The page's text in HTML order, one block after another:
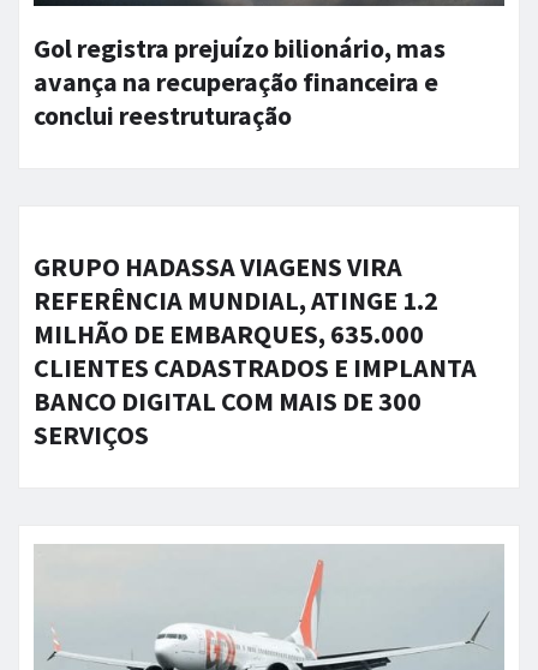
Gol registra prejuízo bilionário, mas
avança na recuperação financeira e
conclui reestruturação
GRUPO HADASSA VIAGENS VIRA
REFERÊNCIA MUNDIAL, ATINGE 1.2
MILHÃO DE EMBARQUES, 635.000
CLIENTES CADASTRADOS E IMPLANTA
BANCO DIGITAL COM MAIS DE 300
SERVIÇOS